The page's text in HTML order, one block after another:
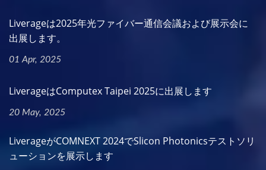
Liverageは2025年光ファイバー通信会議および展示会に
出展します。
01 Apr, 2025
LiverageはComputex Taipei 2025に出展します
20 May, 2025
LiverageがCOMNEXT 2024でSlicon Photonicsテストソリ
ューションを展示します